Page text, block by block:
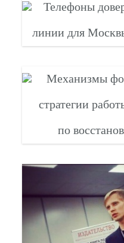
Телефоны
линии для
Механизмы
стратегии
по